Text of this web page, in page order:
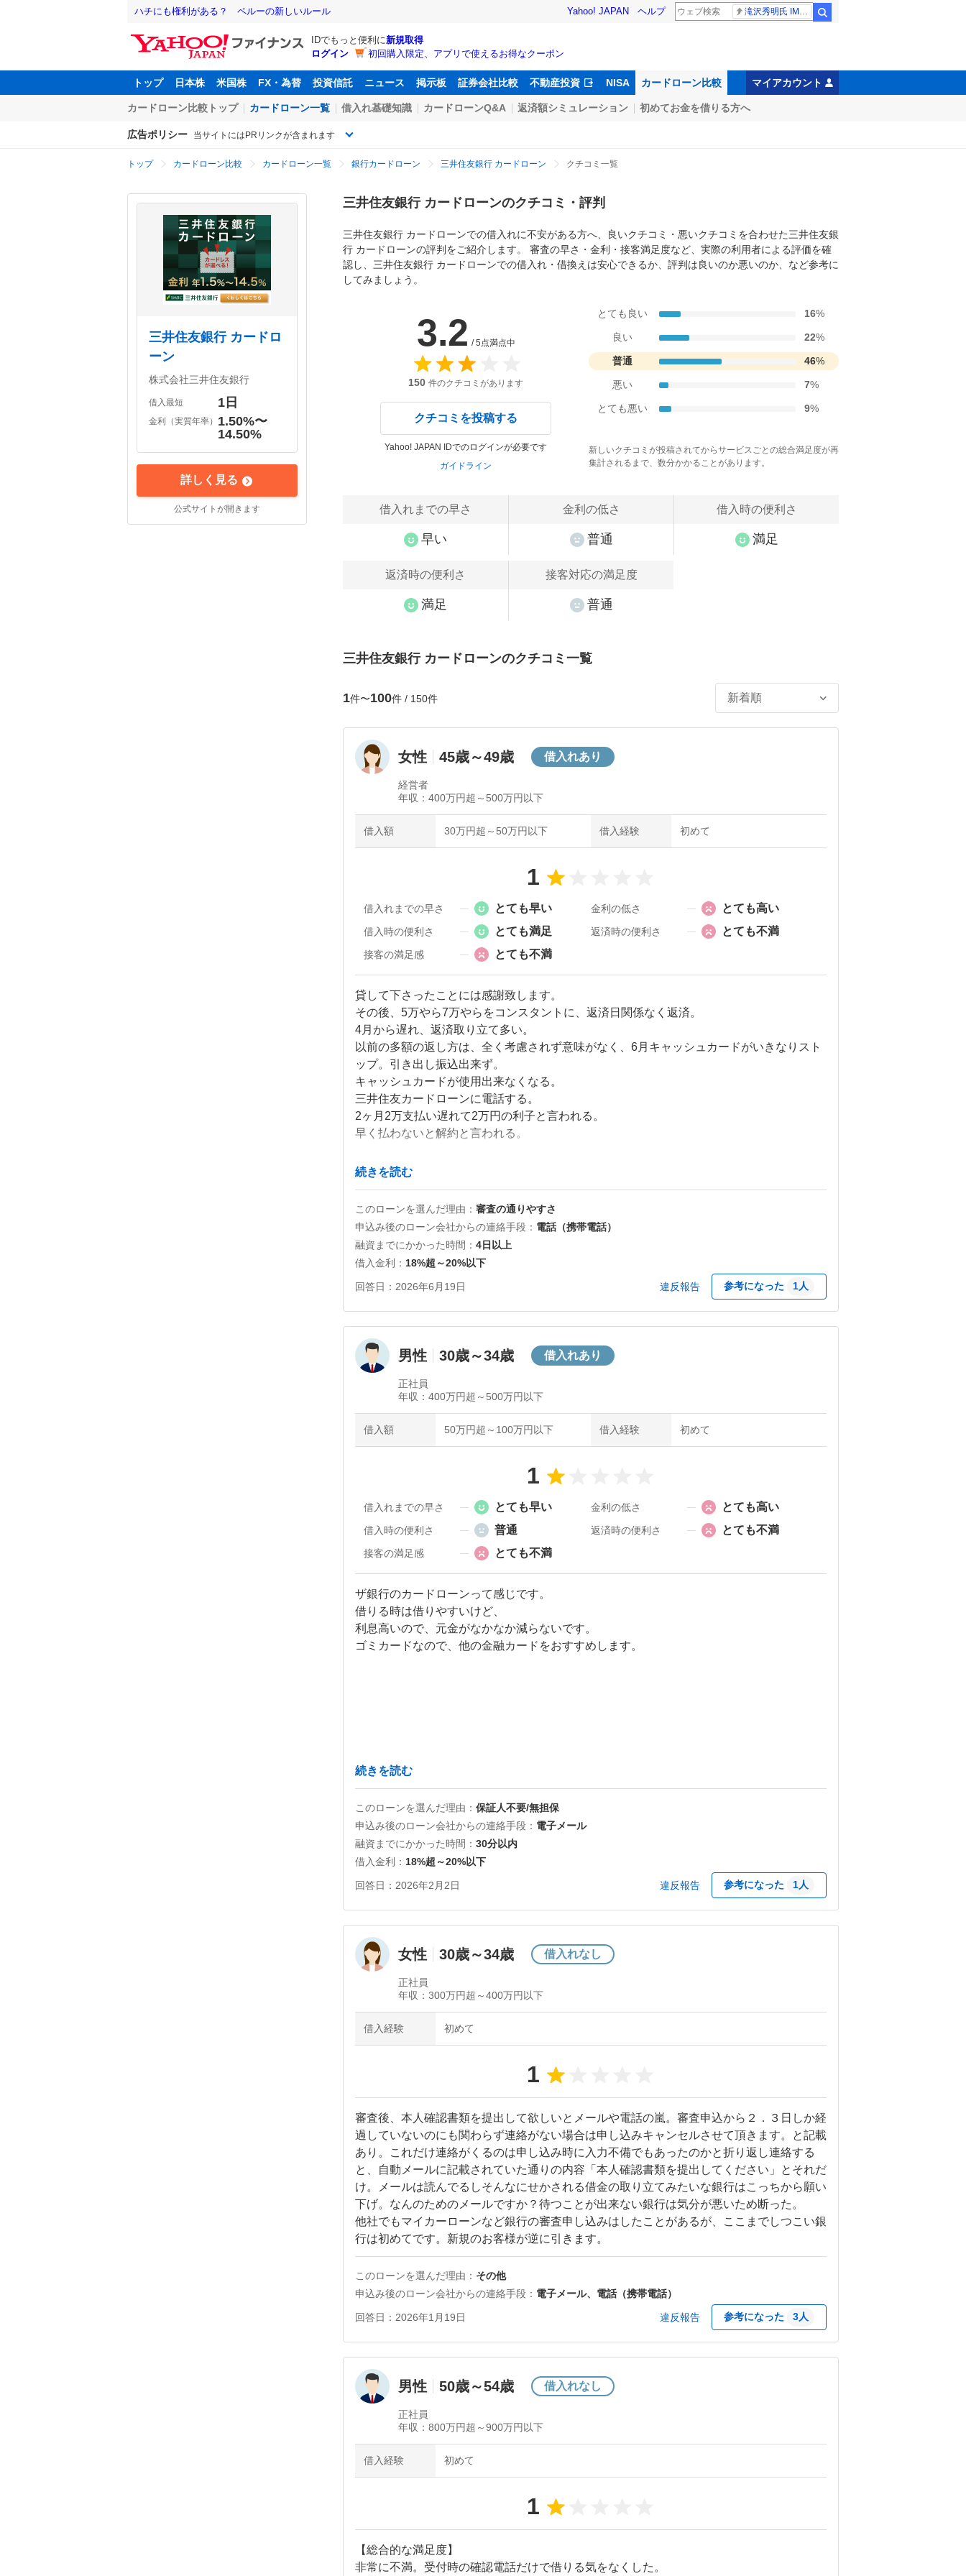
ハチにも権利がある？ ペルーの新しいルール Yahoo! JAPAN ヘルプ 滝沢秀明氏 IMPACT26
IDでもっと便利に新規取得
ログイン
初回購入限定、アプリで使えるお得なクーポン
トップ 日本株 米国株 FX・為替 投資信託 ニュース 掲示板 証券会社比較 不動産投資 NISA カードローン比較 マイアカウント
カードローン比較トップ カードローン一覧 借入れ基礎知識 カードローンQ&A 返済額シミュレーション 初めてお金を借りる方へ
広告ポリシー 当サイトにはPRリンクが含まれます
トップ カードローン比較 カードローン一覧 銀行カードローン 三井住友銀行 カードローン クチコミ一覧
三井住友銀行 カードローンのクチコミ・評判
三井住友銀行 カードローンでの借入れに不安がある方へ、良いクチコミ・悪いクチコミを合わせた三井住友銀
行 カードローンの評判をご紹介します。 審査の早さ・金利・接客満足度など、実際の利用者による評価を確
認し、 三井住友銀行 カードローンでの借入れ・借換えは安心できるか、評判は良いのか悪いのか、など参考に
してみましょう。
3.2 / 5点満点中
150 件のクチコミがあります
クチコミを投稿する
Yahoo! JAPAN IDでのログインが必要です
ガイドライン
とても良い 16%
良い 22%
普通 46%
悪い 7%
とても悪い 9%
新しいクチコミが投稿されてからサービスごとの総合満足度が再
集計されるまで、数分かかることがあります。
借入れまでの早さ
早い
金利の低さ
普通
借入時の便利さ
満足
返済時の便利さ
満足
接客対応の満足度
普通
三井住友銀行 カードローンのクチコミ一覧
1件〜100件 / 150件
女性 45歳～49歳 借入れあり
経営者
年収： 400万円超～500万円以下
借入額 30万円超～50万円以下 借入経験 初めて
1
借入れまでの早さ とても早い 金利の低さ とても高い
借入時の便利さ とても満足 返済時の便利さ とても不満
接客の満足感 とても不満
貸して下さったことには感謝致します。
その後、5万やら7万やらをコンスタントに、返済日関係なく返済。
4月から遅れ、返済取り立て多い。
以前の多額の返し方は、全く考慮されず意味がなく、6月キャッシュカードがいきなりスト
ップ。引き出し振込出来ず。
キャッシュカードが使用出来なくなる。
三井住友カードローンに電話する。
2ヶ月2万支払い遅れて2万円の利子と言われる。
早く払わないと解約と言われる。
6月半ば、三井住友口座に収入。
利子含め当月分の3万支払い。
利子含め、入金は8000円ほど。
後は全て利子分で消える。
カードローンは、今後の返済の様子で使用出来るかどうかを検討するとの事。
以上、警察や行政機関に妥当か相談をしてみる。
続きを読む
このローンを選んだ理由
審査の通りやすさ
申込み後のローン会社からの連絡手段
電話（携帯電話）
融資までにかかった時間
4日以上
借入金利
18%超～20%以下
回答日 2026年6月19日 違反報告 参考になった 1人
男性 30歳～34歳 借入れあり
正社員
年収： 400万円超～500万円以下
借入額 50万円超～100万円以下 借入経験 初めて
1
借入れまでの早さ とても早い 金利の低さ とても高い
借入時の便利さ 普通 返済時の便利さ とても不満
接客の満足感 とても不満
ザ銀行のカードローンって感じです。
借りる時は借りやすいけど、
利息高いので、元金がなかなか減らないです。
ゴミカードなので、他の金融カードをおすすめします。
続きを読む
このローンを選んだ理由
保証人不要/無担保
申込み後のローン会社からの連絡手段
電子メール
融資までにかかった時間
30分以内
借入金利
18%超～20%以下
回答日 2026年2月2日 違反報告 参考になった 1人
女性 30歳～34歳 借入れなし
正社員
年収： 300万円超～400万円以下
借入経験 初めて
1
審査後、本人確認書類を提出して欲しいとメールや電話の嵐。審査申込から２．３日しか経
過していないのにも関わらず連絡がない場合は申し込みキャンセルさせて頂きます。と記載
あり。これだけ連絡がくるのは申し込み時に入力不備でもあったのかと折り返し連絡する
と、自動メールに記載されていた通りの内容「本人確認書類を提出してください」とそれだ
け。メールは読んでるしそんなにせかされる借金の取り立てみたいな銀行はこっちから願い
下げ。なんのためのメールですか？待つことが出来ない銀行は気分が悪いため断った。
他社でもマイカーローンなど銀行の審査申し込みはしたことがあるが、ここまでしつこい銀
行は初めてです。新規のお客様が逆に引きます。
このローンを選んだ理由
その他
申込み後のローン会社からの連絡手段
電子メール、電話（携帯電話）
回答日 2026年1月19日 違反報告 参考になった 3人
男性 50歳～54歳 借入れなし
正社員
年収： 800万円超～900万円以下
借入経験 初めて
1
【総合的な満足度】
非常に不満。受付時の確認電話だけで借りる気をなくした。
三井住友銀行 カードロ
ーン
株式会社三井住友銀行
借入最短 1日
金利（実質年率） 1.50%〜
14.50%
詳しく見る
公式サイトが開きます